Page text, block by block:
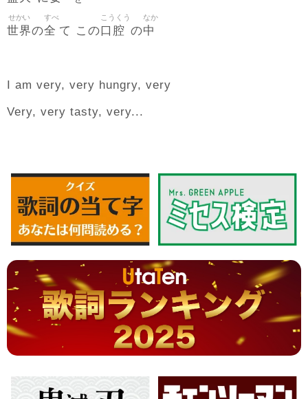
世界
せかい
の全
すべ
て この 口腔
こうくう
の中
なか
I am very, very hungry, very
Very, very tasty, very...